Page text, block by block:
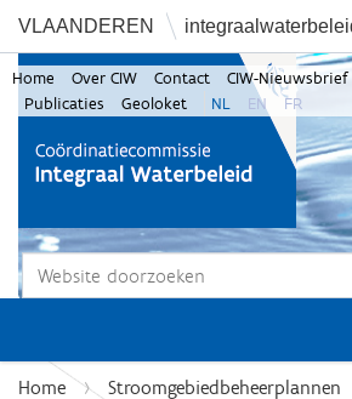
VLAANDEREN
Zoek
Home Over CIW Contact CIW-Nieuwsbrief
Publicaties
Geoloket NL EN FR
Home
Stroomgebiedbeheerplannen